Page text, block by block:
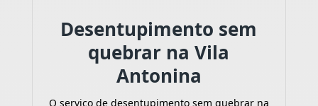
Desentupimento sem
quebrar na Vila
Antonina
O serviço de desentupimento sem quebrar na